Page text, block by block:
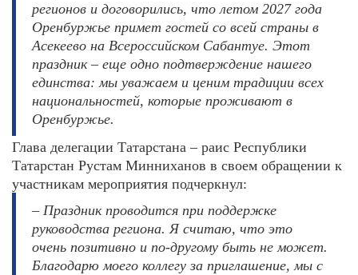
регионов и договорились, что летом 2027 года
Оренбуржье примет гостей со всей страны в
Асекеево на Всероссийском Сабантуе. Этот
праздник – еще одно подтверждение нашего
единства: мы уважаем и ценим традиции всех
национальностей, которые проживают в
Оренбуржье.
Глава делегации Татарстана – раис Республики
Татарстан Рустам Минниханов в своем обращении к
участникам мероприятия подчеркнул:
– Праздник проводится при поддержке
руководства региона. Я считаю, что это
очень позитивно и по-другому быть не может.
Благодарю моего коллегу за приглашение, мы с